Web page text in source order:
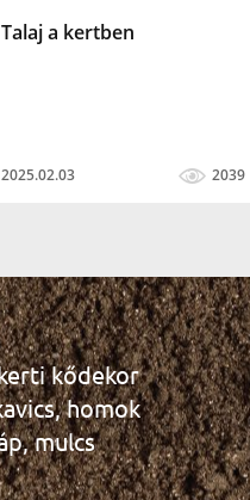
Talaj a kertben
2025.02.03 2039
kődekor
homok
mulcs